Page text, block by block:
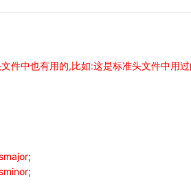
件中也有用的,比如:这是标准头文件中用